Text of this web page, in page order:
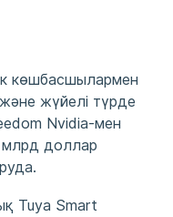
көшбасшылармен
жүйелі түрде
Nvidia-мен
млрд доллар
Tuya Smart